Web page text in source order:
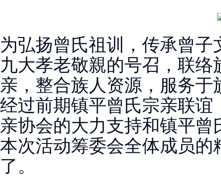
为弘扬曾氏祖训，传承曾
九大孝老敬親的号召，联
亲，整合族人资源，服务
经过前期镇平曾氏宗亲联
亲协会的大力支持和镇平曾
本次活动筹委会全体成员
了。